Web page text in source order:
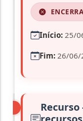
Início: 25/
Fim: 26/06/